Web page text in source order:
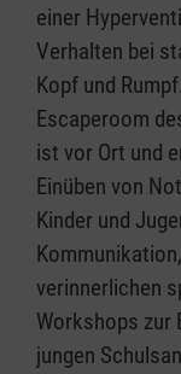
einer
Verhalten bei
Kopf und
Escaperoom
ist vor Ort und
Einüben von
Kinder und
verinnerlichen
Workshops zur
jungen